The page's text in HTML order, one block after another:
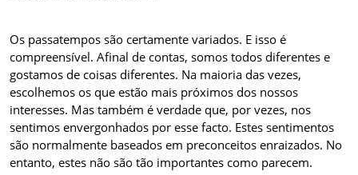
Os passatempos são certamente variados. E isso é
compreensível. Afinal de contas, somos todos diferentes e
gostamos de coisas diferentes. Na maioria das vezes,
escolhemos os que estão mais próximos dos nossos
interesses. Mas também é verdade que, por vezes, nos
sentimos envergonhados por esse facto. Estes sentimentos
são normalmente baseados em preconceitos enraizados. No
entanto, estes não são tão importantes como parecem.